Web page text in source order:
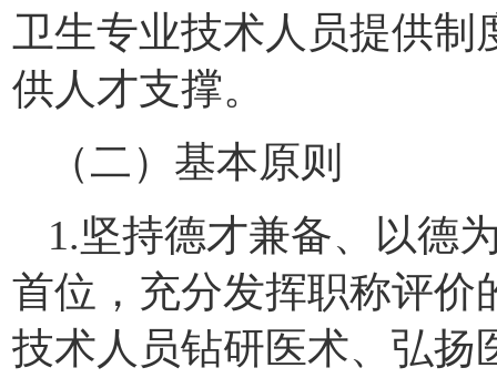
卫生专业技术人员提供
供人才支撑。
（二）基本原则
1.坚持德才兼备、以德
首位，充分发挥职称评价
技术人员钻研医术、弘扬